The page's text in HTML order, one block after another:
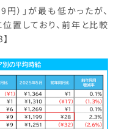
）」が最も低かったが、
置しており、前年と比較